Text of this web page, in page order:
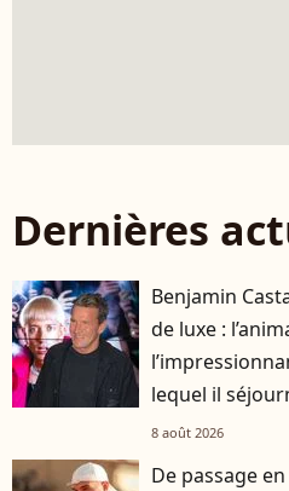
Dernières
Benjamin
de luxe :
lequel il
8 août 2026
De passage